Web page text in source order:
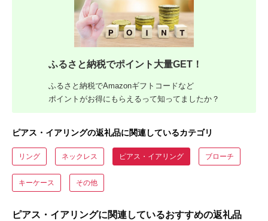
ふるさと納税でポイント大量GET！
ふるさと納税でAmazonギフトコードなど
ポイントがお得にもらえるって知ってましたか？
ピアス・イアリングの返礼品に関連しているカテゴリ
リング ネックレス ピアス・イアリング ブローチ
キーケース その他
ピアス・イアリングに関連しているおすすめの返礼品